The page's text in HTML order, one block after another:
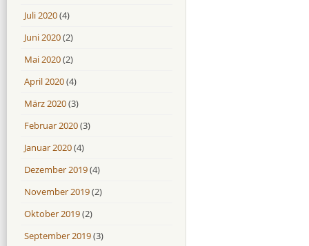
Juli 2020(4)
Juni 2020(2)
Mai 2020(2)
April 2020(4)
März 2020(3)
Februar 2020(3)
Januar 2020(4)
Dezember 2019(4)
November 2019(2)
Oktober 2019(2)
September 2019(3)